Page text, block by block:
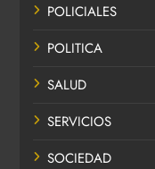
POLICIALES
POLITICA
SALUD
SERVICIOS
SOCIEDAD